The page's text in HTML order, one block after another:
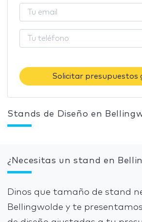
Solicitar presupuestos
Stands de Diseño en
¿Necesitas un stand en
Dinos que tamaño de stand
Bellingwolde y te